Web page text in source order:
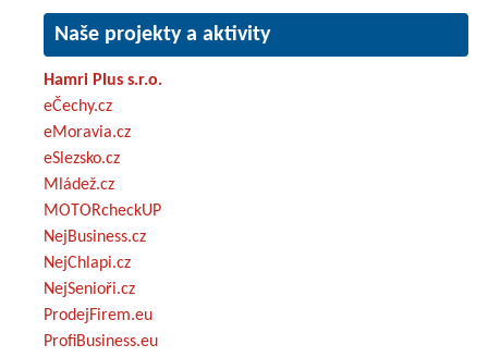
Naše projekty a aktivity
Hamri Plus s.r.o.
eČechy.cz
eMoravia.cz
eSlezsko.cz
Mládež.cz
MOTORcheckUP
NejBusiness.cz
NejChlapi.cz
NejSenioři.cz
ProdejFirem.eu
ProfiBusiness.eu